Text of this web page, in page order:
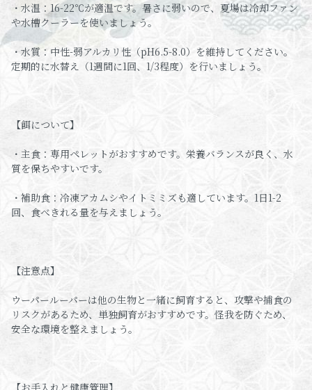
・水温：16-22℃が適温です。暑さに弱いので、夏場は冷却ファン
や水槽クーラーを使いましょう。
・水質：中性-弱アルカリ性（pH6.5-8.0）を維持してください。
定期的に水替え（1週間に1回、1/3程度）を行いましょう。
【餌について】
・主食：専用ペレットがおすすめです。栄養バランスが良く、水
質を保ちやすいです。
・補助食：冷凍アカムシやイトミミズも適しています。1日1-2
回、食べきれる量を与えましょう。
【注意点】
ウーパールーパーは他の生物と一緒に飼育すると、攻撃や捕食の
リスクがあるため、単独飼育がおすすめです。怪我を防ぐため、
安全な環境を整えましょう。